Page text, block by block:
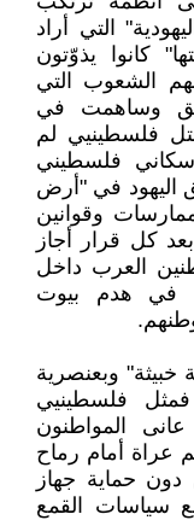
التي أراد
كانوا يذوّتون
الشعوب التي
وساهمت في
فلسطينيي لم
فلسطيني
اليهود في "أرض
وقوانين
كل قرار أجاز
العرب داخل
في هدم بيوت
خبيثة" وبعنصرية
فلسطينيي
المحتلة وقبل عام 1967، عانى المواطنون
عراة أمام رماح
حماية جهاز
سياسات القمع